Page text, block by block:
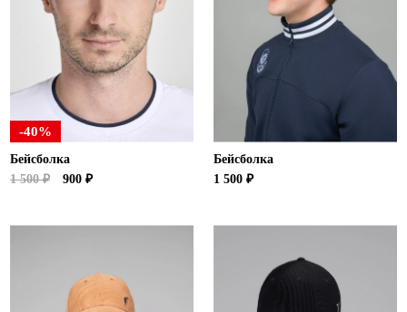
Новосибирская область (3)
Омская область (5)
Республика Башкортостан (3)
Республика Крым (1)
Республика Татарстан (2)
Ростовская область (2)
Самарская область (1)
Свердловская область (5)
Ставропольский край (5)
-40%
Бейсболка
1 500 ₽
900 ₽
Бейсболка
1 500 ₽